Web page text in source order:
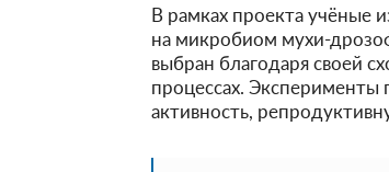
В рамках проекта учёные
на микробиом мухи-
выбран благодаря своей
процессах. Эксперименты
активность,